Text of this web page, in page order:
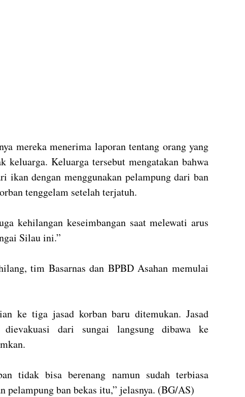
mereka menerima laporan tentang orang yang
keluarga. Keluarga tersebut mengatakan bahwa
ikan dengan menggunakan pelampung dari ban
tenggelam setelah terjatuh.
kehilangan keseimbangan saat melewati arus
Silau ini.”
tim Basarnas dan BPBD Asahan memulai
ke tiga jasad korban baru ditemukan. Jasad
dievakuasi dari sungai langsung dibawa ke
tidak bisa berenang namun sudah terbiasa
pelampung ban bekas itu,” jelasnya. (BG/AS)